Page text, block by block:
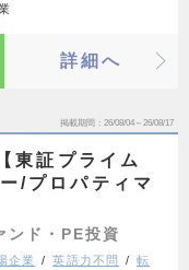
詳細へ
掲載期間 26/08/04～26/08/17
東証プライム
/プロパティマ
ンド・PE投資
企業 英語力不問
転